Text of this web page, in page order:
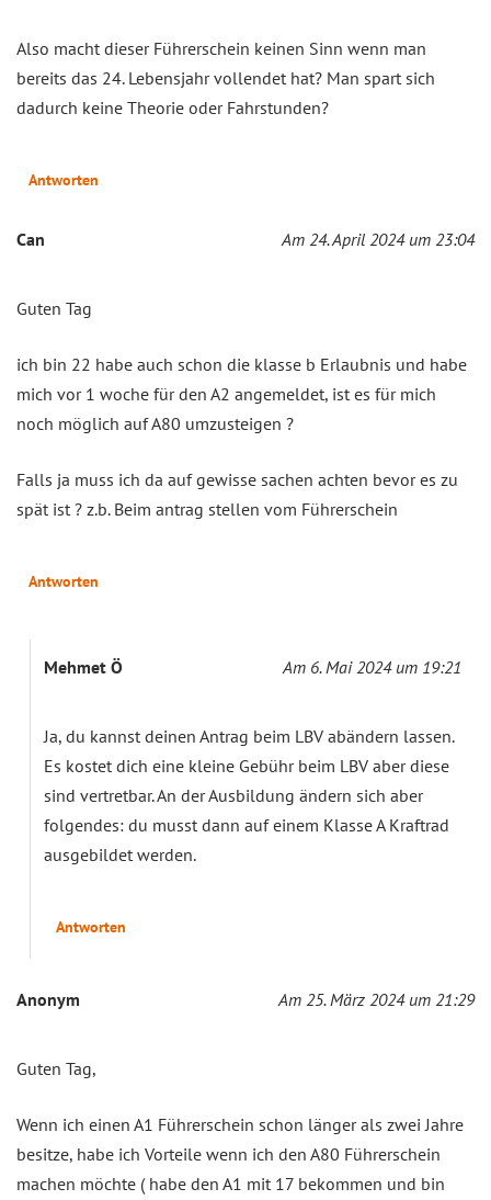
Also macht dieser Führerschein keinen Sinn wenn man
bereits das 24. Lebensjahr vollendet hat? Man spart sich
dadurch keine Theorie oder Fahrstunden?
Antworten
Can Am 24. April 2024 um 23:04
Guten Tag
ich bin 22 habe auch schon die klasse b Erlaubnis und habe
mich vor 1 woche für den A2 angemeldet, ist es für mich
noch möglich auf A80 umzusteigen ?
Falls ja muss ich da auf gewisse sachen achten bevor es zu
spät ist ? z.b. Beim antrag stellen vom Führerschein
Antworten
Mehmet Ö Am 6. Mai 2024 um 19:21
Ja, du kannst deinen Antrag beim LBV abändern lassen.
Es kostet dich eine kleine Gebühr beim LBV aber diese
sind vertretbar. An der Ausbildung ändern sich aber
folgendes: du musst dann auf einem Klasse A Kraftrad
ausgebildet werden.
Antworten
Anonym Am 25. März 2024 um 21:29
Guten Tag,
Wenn ich einen A1 Führerschein schon länger als zwei Jahre
besitze, habe ich Vorteile wenn ich den A80 Führerschein
machen möchte ( habe den A1 mit 17 bekommen und bin